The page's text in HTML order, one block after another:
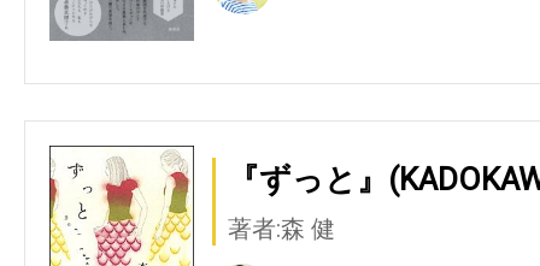
『ずっと』
著者:森 健